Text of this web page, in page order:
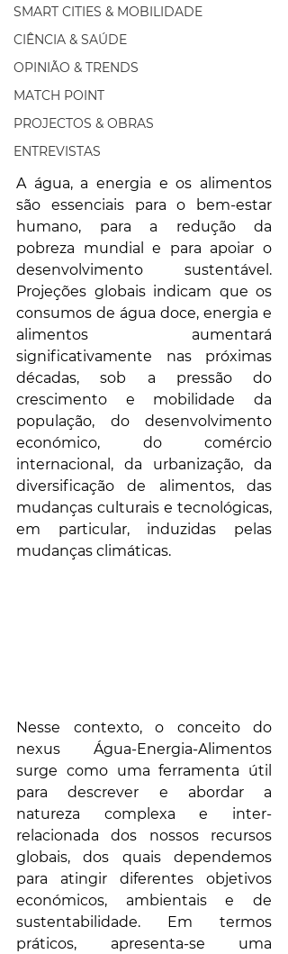
SMART CITIES & MOBILIDADE
CIÊNCIA & SAÚDE
OPINIÃO & TRENDS
MATCH POINT
PROJECTOS & OBRAS
ENTREVISTAS
A água, a energia e os alimentos
são essenciais para o bem-estar
humano, para a redução da
pobreza mundial e para apoiar o
desenvolvimento sustentável.
Projeções globais indicam que os
consumos de água doce, energia e
alimentos aumentará
significativamente nas próximas
décadas, sob a pressão do
crescimento e mobilidade da
população, do desenvolvimento
económico, do comércio
internacional, da urbanização, da
diversificação de alimentos, das
mudanças culturais e tecnológicas,
em particular, induzidas pelas
mudanças climáticas.
Nesse contexto, o conceito do
nexus Água-Energia-Alimentos
surge como uma ferramenta útil
para descrever e abordar a
natureza complexa e inter-
relacionada dos nossos recursos
globais, dos quais dependemos
para atingir diferentes objetivos
económicos, ambientais e de
sustentabilidade. Em termos
práticos, apresenta-se uma